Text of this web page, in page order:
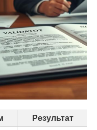
Результат